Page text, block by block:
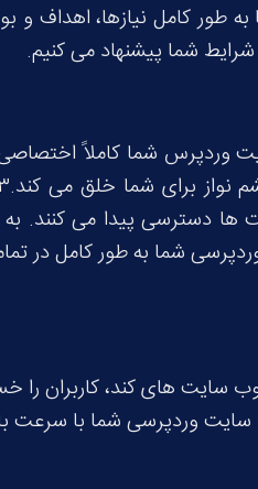
طور کامل نیازها، اهداف
شما پیشنهاد می کنیم.
وردپرس شما کاملاً
برای شما خلق می کند.۳.
ها دسترسی پیدا می
شما به طور کامل در
سایت های کند، کاربران
وردپرسی شما با سرعت